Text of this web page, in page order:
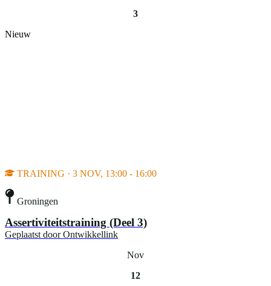
3
Nieuw
TRAINING · 3 NOV, 13:00 - 16:00
Groningen
Assertiviteitstraining (Deel 3)
Geplaatst door Ontwikkellink
Nov
12